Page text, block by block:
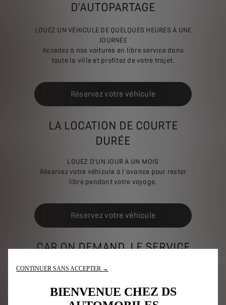
D'AUTOPARTAGE
LOUEZ UN VÉHICULE DE QUELQUES HEURES À UNE
JOURNÉE
Accédez à nos voitures en libre service dans
toute la ville et profitez de votre trajet.
Réservez votre véhicule
LA LOCATION DE COURTE
DURÉE
LOUEZ D'UN JOUR À UN MOIS
Réservez votre véhicule à l'avance pour rester
libre pendant votre voyage.
Réservez votre véhicule
CAR ON DEMAND, LE SERVICE
L'ALTERNATIVE À L'ACHAT OU AU LEASING, LA
CONTINUER SANS ACCEPTER →
BIENVENUE CHEZ DS